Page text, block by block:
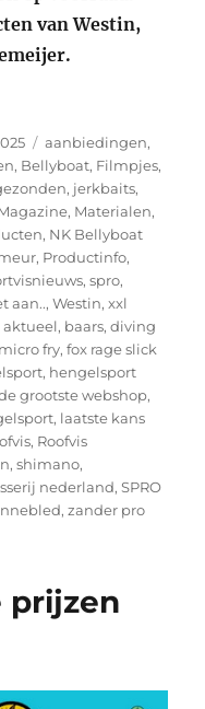
van Westin,
producten bij
Categorieën
aanbiedingen,
, Bellyboat, Filmpjes,
, jerkbaits,
, Materialen,
, NK Bellyboat
, Productinfo,
,spro,
aan..,Westin,xxl
aktueel, baars,diving
fry,fox rage slick
, hengelsport
grootste webshop,
, laatste kans
, Roofvis
,shimano,
nederland,SPRO
,zander pro
prijzen